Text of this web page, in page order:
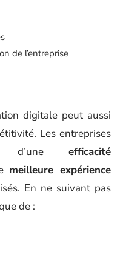
de l’entreprise
digitale peut aussi
Les entreprises
d’une efficacité
meilleure expérience
En ne suivant pas
de :